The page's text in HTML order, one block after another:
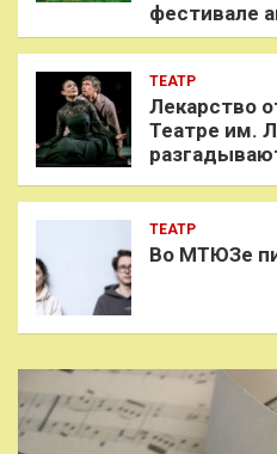
фестивале
ТЕАТР
Лекарство
Театре им.
ТЕАТР
Во МТЮЗе